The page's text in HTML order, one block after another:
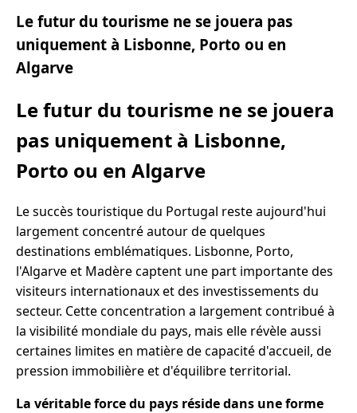
Le futur du tourisme ne se jouera pas
uniquement à Lisbonne, Porto ou en
Algarve
Le futur du tourisme ne se jouera
pas uniquement à Lisbonne,
Porto ou en Algarve
Le succès touristique du Portugal reste aujourd'hui
largement concentré autour de quelques
destinations emblématiques. Lisbonne, Porto,
l'Algarve et Madère captent une part importante des
visiteurs internationaux et des investissements du
secteur. Cette concentration a largement contribué à
la visibilité mondiale du pays, mais elle révèle aussi
certaines limites en matière de capacité d'accueil, de
pression immobilière et d'équilibre territorial.
La véritable force du pays réside dans une forme